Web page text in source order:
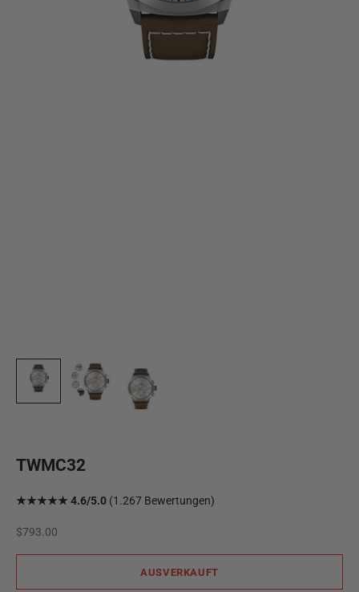
TWMC32
★★★★★ 4.6/5.0 (1.267 Bewertungen)
Angebot
$793.00
AUSVERKAUFT